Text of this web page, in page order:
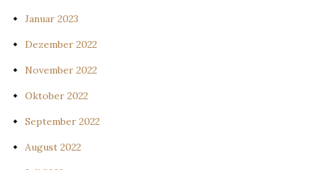
Januar 2023
Dezember 2022
November 2022
Oktober 2022
September 2022
August 2022